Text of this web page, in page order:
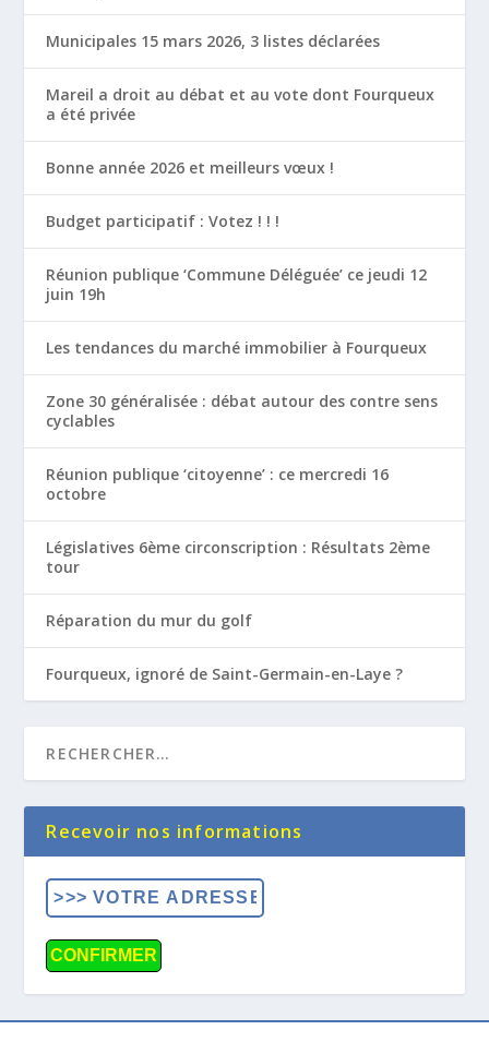
Municipales 15 mars 2026, 3 listes déclarées
Mareil a droit au débat et au vote dont Fourqueux
a été privée
Bonne année 2026 et meilleurs vœux !
Budget participatif : Votez ! ! !
Réunion publique ‘Commune Déléguée’ ce jeudi 12
juin 19h
Les tendances du marché immobilier à Fourqueux
Zone 30 généralisée : débat autour des contre sens
cyclables
Réunion publique ‘citoyenne’ : ce mercredi 16
octobre
Législatives 6ème circonscription : Résultats 2ème
tour
Réparation du mur du golf
Fourqueux, ignoré de Saint-Germain-en-Laye ?
Recevoir nos informations